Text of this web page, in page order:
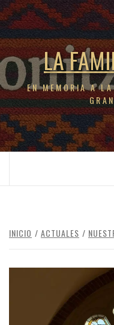
LA
EN MEMORIA A
INICIO ACTUALES